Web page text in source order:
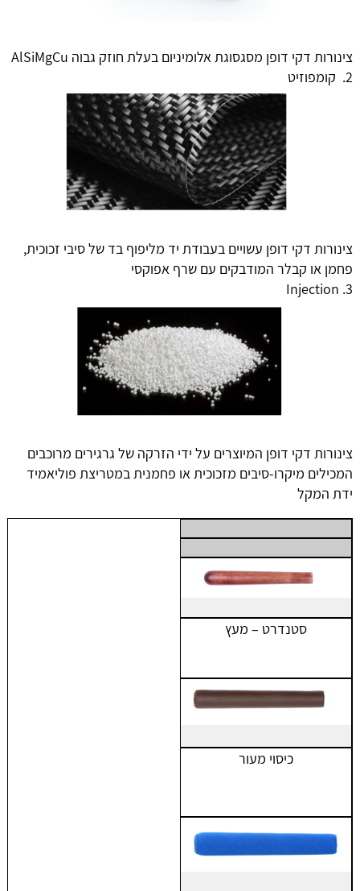
צינורות דקי דופן מסגסוגת אלומיניום בעלת חוזק גבוה AlSiMgCu
קומפוזיט
צינורות דקי דופן עשויים בעבודת יד מליפוף בד של סיבי זכוכית,
פחמן או קבלר המודבקים עם שרף אפוקסי
Injection
צינורות דקי דופן המיוצרים על ידי הזרקה של גרגירים מרוכבים
המכילים מיקרו-סיבים מזכוכית או פחמנית במטריצת פוליאמיד
ידת המקל
סטנדרט – מעץ
כיסוי מעור